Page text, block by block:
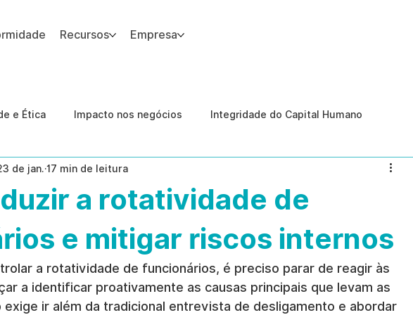
Recursos Empresa
e Ética Impacto nos negócios Integridade do Capital Humano
Estudos de caso Gestão de
Internas Ética da IA revenção de ameaças internas
a rotatividade de
e mitigar riscos internos
de jan. 17 min de leitura
a rotatividade de funcionários, é preciso parar de reagir às
a identificar proativamente as causas principais que levam as
exige ir além da tradicional entrevista de desligamento e abordar